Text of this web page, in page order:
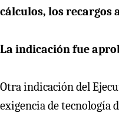
cálculos, los recargos
La indicación fue
Otra indicación del
exigencia de tecnología